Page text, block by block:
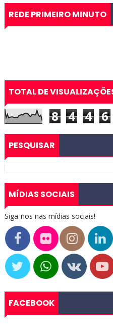
REDE PRIMEIRO MINUTO
TOTAL DE
8 4 4 6
PESQUISAR
MÍDIAS SOCIAIS
Siga-nos nas mídias sociais!
FACEBOOK